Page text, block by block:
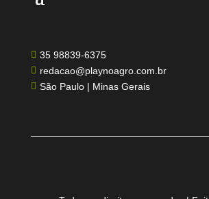
 35 98839-6375
 redacao@playnoagro.com.br
 São Paulo | Minas Gerais